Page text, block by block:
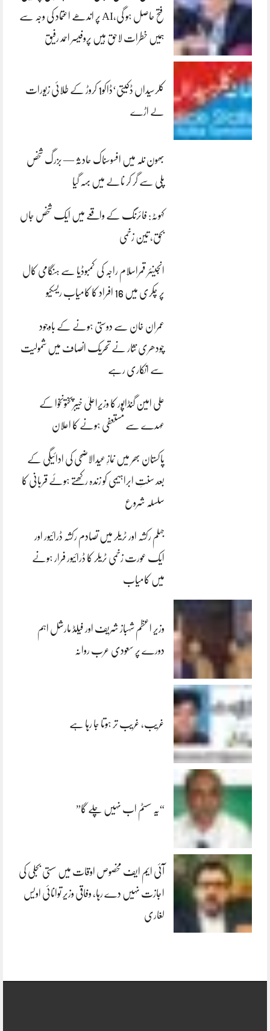
فتح حاصل ہو گی،AI پر اندھے اعتماد کی وجہ سے
ہمیں خطرات لاحق ہیں پروفیسر احمد رفیق
کلرسیداں ڈکیتی‘ڈاکو1 کروڑ کے طلائی زیورات
لے اڑے
بھون نلہ میں افسوسناک حادثہ — بزرگ شخص
پلی سے گر کر نالے میں بہہ گیا
کہوٹہ: فائرنگ کے واقعے میں ایک شخص جاں
بحق، تین زخمی
انجینئر قمراسلام راجہ کی کمبوڈیا سے ہنگامی کال
پر چکری میں 16 افراد کا کامیاب ریسکیو
عمران خان سے دوستی ہونے کے باوجود
چودھری نثار نے تحریک انصاف میں شمولیت
سے انکاری رہے
علی امین گنڈاپور کا وزیراعلیٰ خیبرپختونخوا کے
عہدے سے مستعفی ہونے کا اعلان
پاکستان بھر میں نمازِ عیدالاضحی کی ادائیگی کے
بعد سنتِ ابراہیمی کو زندہ رکھتے ہوئے قربانی کا
سلسلہ شروع
جہلم رکشہ اور ٹریلر میں تصادم رکشہ ڈرائیور اور
ایک عورت زخمی ٹریلر کا ڈرائیور فرار ہونے
میں کامیاب
وزیر اعظم شہباز شریف اور فیلڈ مارشل اہم
دورے پر سعودی عرب روانہ
غریب، غریب تر ہوتا جا رہا ہے
“یہ سسٹم اب نہیں چلے گا”
آئی ایم ایف مخصوص اوقات میں سستی بجلی کی
اجازت نہیں دے رہا، وفاقی وزیر توانائی اویس
لغاری